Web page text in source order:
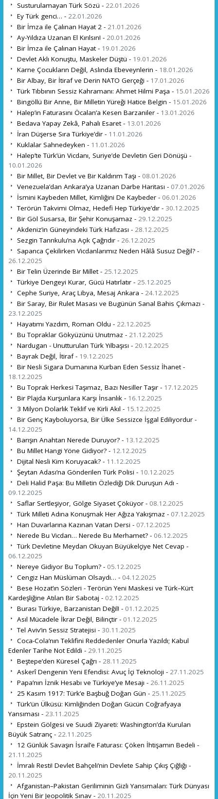
Susturulamayan Türk Sözü - 22.01.2026
Ey Türk genci… - 22.01.2026
Bir İmza ile Çalınan Hayat 2 - 21.01.2026
Ay-Yıldıza Uzanan El Kırılsın! - 20.01.2026
Bir İmza ile Çalınan Hayat - 19.01.2026
Devlet Aklı Konuştu, Maskeler Düştü - 19.01.2026
Karne Çocukların Değil, Aslında Ebeveynlerin - 18.01.2026
Bir Albay, Bir İtiraf ve Derin NATO Gerçeği - 17.01.2026
Türk Tıbbının Sessiz Kahramanı: Ahmet Hilmi Paşa - 15.01.2026
Bingöllü Bir Anne, Bir Milletin Yüreği Hatice Belgin - 15.01.2026
Halep’in Faturasını Öcalan’a Kesen Barzaniler - 13.01.2026
Bedava Yapay Zekâ, Pahalı Esaret - 13.01.2026
İran Düşerse Sıra Türkiye’dir - 11.01.2026
Kuklalar Sahnedeyken - 11.01.2026
Halep’te Türk’ün Vicdanı, Suriye’de Devletin Geri Dönüşü -
10.01.2026
Bir Millet, Bir Devlet ve Bir Kaldırım Taşı - 08.01.2026
Venezuela’dan Ankara’ya Uzanan Darbe Haritası - 07.01.2026
İsmini Kaybeden Millet, Kimliğini De Kaybeder - 06.01.2026
Terörün Takvimi Olmaz, Hedefi Hep Türkiye’dır - 30.12.2025
Bir Göl Susarsa, Bir Şehir Konuşamaz - 29.12.2025
Akdeniz’in Güneyindeki Türk Hafızası - 28.12.2025
Sezgin Tanrıkulu’na Açık Çağrıdır - 26.12.2025
Sapanca Çekilirken Vicdanlarımız Neden Hâlâ Susuz Değil? -
26.12.2025
Bir Telin Üzerinde Bir Millet - 25.12.2025
Türkiye Dengeyi Kurar, Gücü Hatırlatır - 25.12.2025
Cephe Suriye, Araç Libya, Mesaj Ankara - 24.12.2025
Bir Saray, Bir Rulet Masası ve Bugünün Sanal Bahis Çıkmazı -
23.12.2025
Hayatımı Yazdım, Roman Oldu - 22.12.2025
Bu Topraklar Gökyüzünü Unutmaz - 21.12.2025
Nardugan - Unutturulan Türk Yılbaşısı - 20.12.2025
Bayrak Değil, İtiraf - 19.12.2025
Bir Nesli Sigara Dumanına Kurban Eden Sessiz İhanet -
18.12.2025
Bu Toprak Herkesi Taşımaz, Bazı Nesiller Taşır - 17.12.2025
Bir Plajda Kurşunlara Karşı İnsanlık - 16.12.2025
3 Milyon Dolarlık Teklif ve Kirli Akıl - 15.12.2025
Bir Genç Kayboluyorsa, Bir Ülke Sessizce İşgal Ediliyordur -
14.12.2025
Barışın Anahtarı Nerede Duruyor? - 13.12.2025
Bu Millet Hangi Yöne Gidiyor? - 12.12.2025
Dijital Nesli Kim Koruyacak? - 11.12.2025
Şeytan Adası’na Gönderilen Türk Polisi - 10.12.2025
Deli Halid Paşa: Bu Milletin Özlediği Dik Duruşun Adı -
09.12.2025
Saflar Sertleşiyor, Gölge Siyaset Çöküyor - 08.12.2025
Türk Milleti Adına Konuşmak Her Ağıza Yakışmaz - 07.12.2025
Han Duvarlarına Kazınan Vatan Dersi - 07.12.2025
Nerede Bu Vicdan… Nerede Bu Merhamet? - 06.12.2025
Türk Devletine Meydan Okuyan Büyükelçiye Net Cevap -
06.12.2025
Nereye Gidiyor Bu Toplum? - 05.12.2025
Cengiz Han Müslüman Olsaydı… - 04.12.2025
Bese Hozat’ın Sözleri - Terörün Yeni Maskesi ve Türk–Kürt
Kardeşliğine Atılan Bir Sabotaj - 02.12.2025
Burası Türkiye, Barzanistan Değil! - 01.12.2025
Asıl Mücadele İkrar Değil, Bilinçtir - 01.12.2025
Tel Aviv’in Sessiz Stratejisi - 30.11.2025
Coca-Cola’nın Teklifini Reddedenler Onurla Yazıldı; Kabul
Edenler Tarihe Not Edildi - 29.11.2025
Beştepe’den Küresel Çağrı - 28.11.2025
Askerî Dengenin Yeni Efendisi: Avuç İçi Teknoloji - 27.11.2025
Papa’nın İznik Hesabı ve Türkiye’ye Mesajı - 26.11.2025
25 Kasım 1917: Türk’e Başbuğ Doğan Gün - 25.11.2025
Türk’ün Ülküsü: Kimliğinden Doğan Gücün Coğrafyaya
Yansıması - 23.11.2025
Epstein Gölgesi ve Suudi Ziyareti: Washington’da Kurulan
Büyük Satranç - 22.11.2025
12 Günlük Savaşın İsrail’e Faturası: Çöken İhtişamın Bedeli -
21.11.2025
İmralı Resti! Devlet Bahçeli’nin Devlete Sahip Çıkış Çığlığı -
20.11.2025
Afganistan–Pakistan Geriliminin Gizli Yansımaları: Türk Dünyası
İçin Yeni Bir Jeopolitik Sınav - 20.11.2025